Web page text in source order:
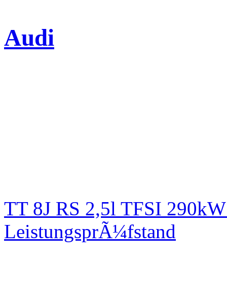
Audi
TT 8J RS 2,5l TFSI
LeistungsprÃ¼fstand